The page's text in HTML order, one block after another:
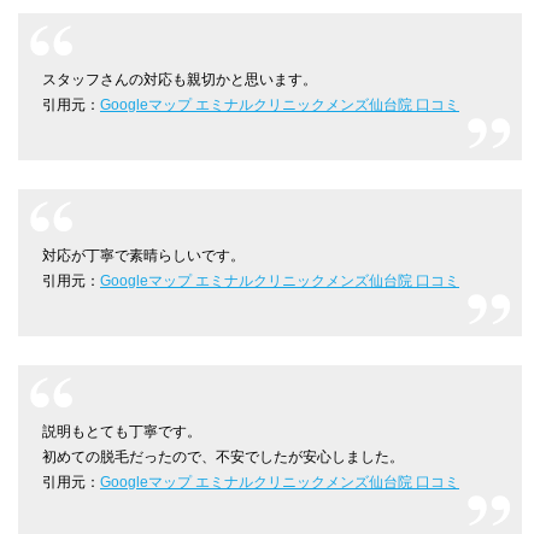
スタッフさんの対応も親切かと思います。
引用元： Googleマップ エミナルクリニックメンズ仙台院 口コミ
対応が丁寧で素晴らしいです。
引用元： Googleマップ エミナルクリニックメンズ仙台院 口コミ
説明もとても丁寧です。
初めての脱毛だったので、不安でしたが安心しました。
引用元： Googleマップ エミナルクリニックメンズ仙台院 口コミ